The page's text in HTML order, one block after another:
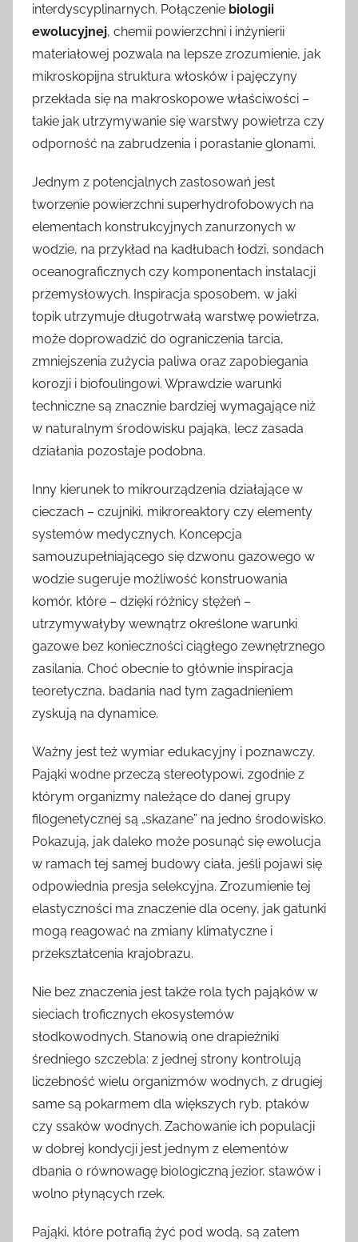
interdyscyplinarnych. Połączenie biologii
ewolucyjnej, chemii powierzchni i inżynierii
materiałowej pozwala na lepsze zrozumienie, jak
mikroskopijna struktura włosków i pajęczyny
przekłada się na makroskopowe właściwości –
takie jak utrzymywanie się warstwy powietrza czy
odporność na zabrudzenia i porastanie glonami.
Jednym z potencjalnych zastosowań jest
tworzenie powierzchni superhydrofobowych na
elementach konstrukcyjnych zanurzonych w
wodzie, na przykład na kadłubach łodzi, sondach
oceanograficznych czy komponentach instalacji
przemysłowych. Inspiracja sposobem, w jaki
topik utrzymuje długotrwałą warstwę powietrza,
może doprowadzić do ograniczenia tarcia,
zmniejszenia zużycia paliwa oraz zapobiegania
korozji i biofoulingowi. Wprawdzie warunki
techniczne są znacznie bardziej wymagające niż
w naturalnym środowisku pająka, lecz zasada
działania pozostaje podobna.
Inny kierunek to mikrourządzenia działające w
cieczach – czujniki, mikroreaktory czy elementy
systemów medycznych. Koncepcja
samouzupełniającego się dzwonu gazowego w
wodzie sugeruje możliwość konstruowania
komór, które – dzięki różnicy stężeń –
utrzymywałyby wewnątrz określone warunki
gazowe bez konieczności ciągłego zewnętrznego
zasilania. Choć obecnie to głównie inspiracja
teoretyczna, badania nad tym zagadnieniem
zyskują na dynamice.
Ważny jest też wymiar edukacyjny i poznawczy.
Pająki wodne przeczą stereotypowi, zgodnie z
którym organizmy należące do danej grupy
filogenetycznej są „skazane” na jedno środowisko.
Pokazują, jak daleko może posunąć się ewolucja
w ramach tej samej budowy ciała, jeśli pojawi się
odpowiednia presja selekcyjna. Zrozumienie tej
elastyczności ma znaczenie dla oceny, jak gatunki
mogą reagować na zmiany klimatyczne i
przekształcenia krajobrazu.
Nie bez znaczenia jest także rola tych pająków w
sieciach troficznych ekosystemów
słodkowodnych. Stanowią one drapieżniki
średniego szczebla: z jednej strony kontrolują
liczebność wielu organizmów wodnych, z drugiej
same są pokarmem dla większych ryb, ptaków
czy ssaków wodnych. Zachowanie ich populacji
w dobrej kondycji jest jednym z elementów
dbania o równowagę biologiczną jezior, stawów i
wolno płynących rzek.
Pająki, które potrafią żyć pod wodą, są zatem